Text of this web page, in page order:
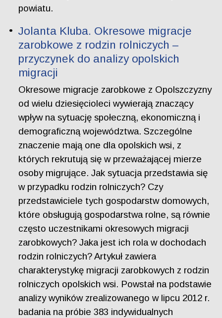
powiatu.
Jolanta Kluba. Okresowe migracje
zarobkowe z rodzin rolniczych –
przyczynek do analizy opolskich
migracji
Okresowe migracje zarobkowe z Opolszczyzny
od wielu dziesięcioleci wywierają znaczący
wpływ na sytuację społeczną, ekonomiczną i
demograficzną województwa. Szczególne
znaczenie mają one dla opolskich wsi, z
których rekrutują się w przeważającej mierze
osoby migrujące. Jak sytuacja przedstawia się
w przypadku rodzin rolniczych? Czy
przedstawiciele tych gospodarstw domowych,
które obsługują gospodarstwa rolne, są równie
często uczestnikami okresowych migracji
zarobkowych? Jaka jest ich rola w dochodach
rodzin rolniczych? Artykuł zawiera
charakterystykę migracji zarobkowych z rodzin
rolniczych opolskich wsi. Powstał na podstawie
analizy wyników zrealizowanego w lipcu 2012 r.
badania na próbie 383 indywidualnych